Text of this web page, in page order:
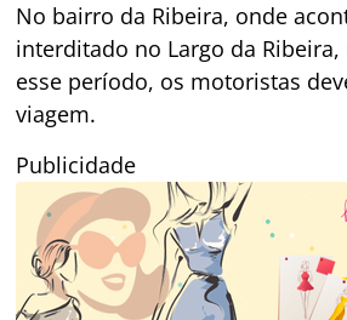
No bairro da Ribeira, onde
interditado no Largo da
esse período, os motoristas
viagem.
Publicidade